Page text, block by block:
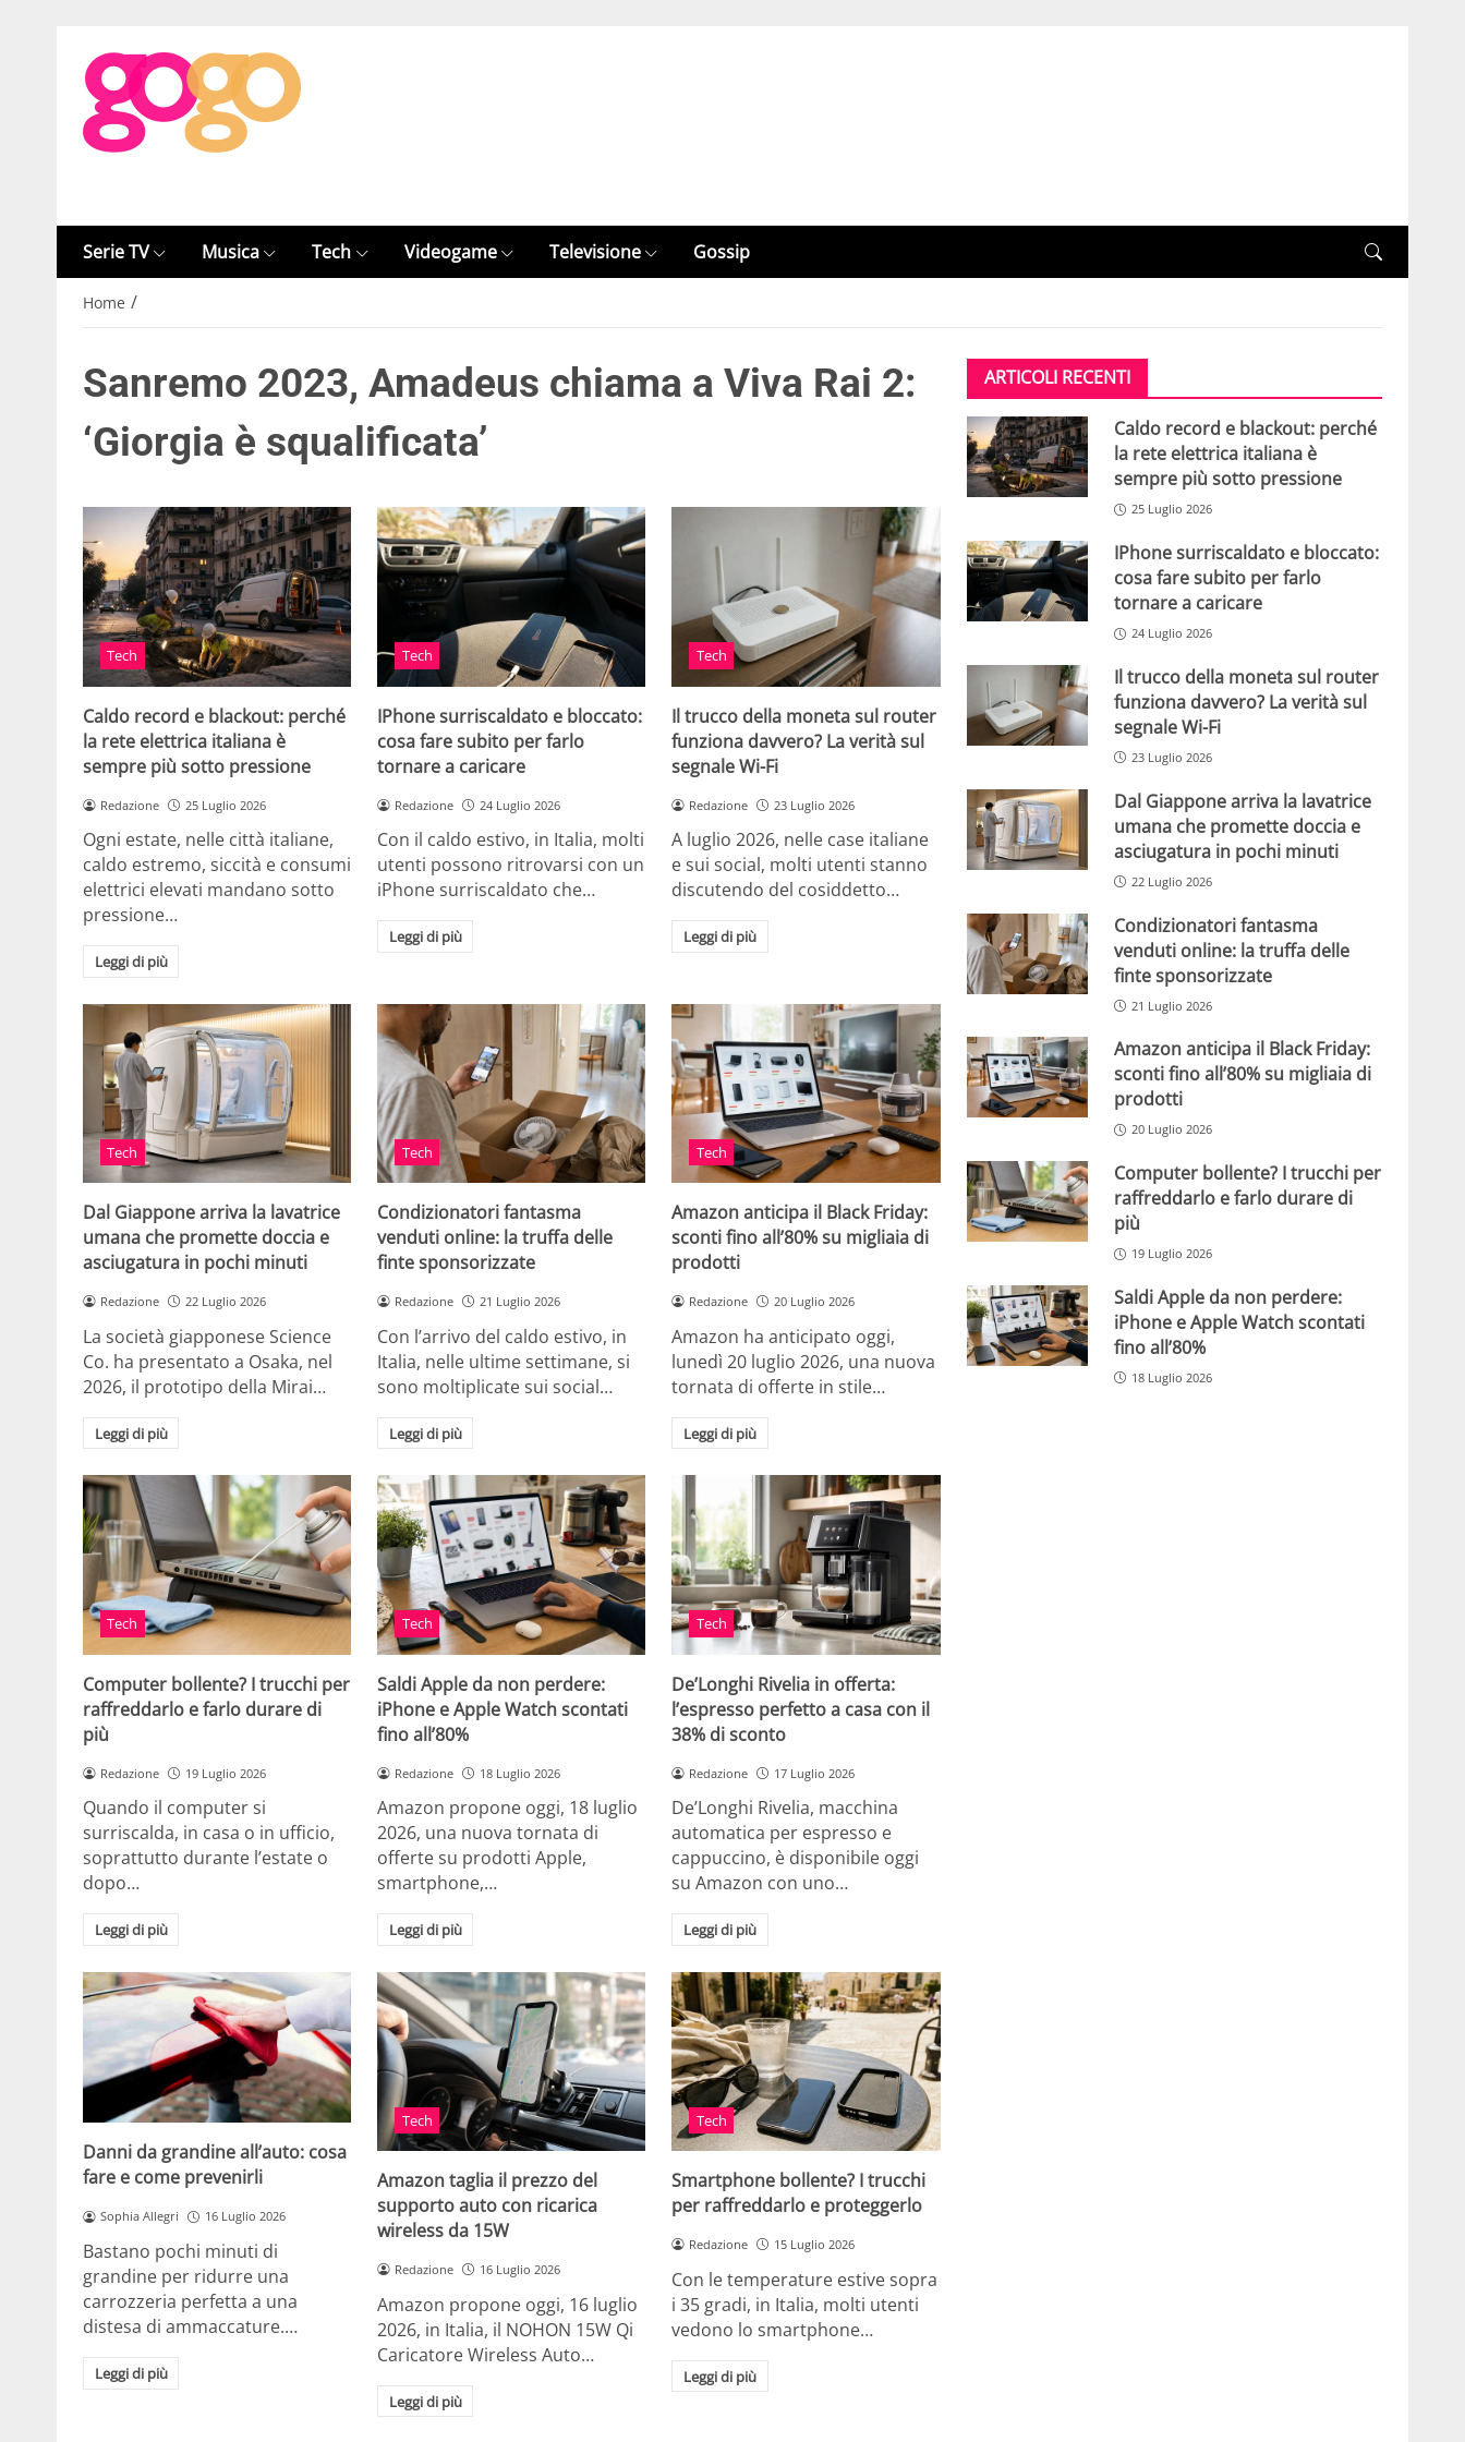
Serie TV Musica Tech Videogame Televisione Gossip
Home /
Sanremo 2023, Amadeus chiama a Viva Rai 2:
‘Giorgia è squalificata’
Tech
Caldo record e blackout: perché
la rete elettrica italiana è
sempre più sotto pressione
Redazione 25 Luglio 2026
Ogni estate, nelle città italiane,
caldo estremo, siccità e consumi
elettrici elevati mandano sotto
pressione…
Leggi di più
Tech
IPhone surriscaldato e bloccato:
cosa fare subito per farlo
tornare a caricare
Redazione 24 Luglio 2026
Con il caldo estivo, in Italia, molti
utenti possono ritrovarsi con un
iPhone surriscaldato che…
Leggi di più
Tech
Il trucco della moneta sul router
funziona davvero? La verità sul
segnale Wi-Fi
Redazione 23 Luglio 2026
A luglio 2026, nelle case italiane
e sui social, molti utenti stanno
discutendo del cosiddetto…
Leggi di più
Tech
Dal Giappone arriva la lavatrice
umana che promette doccia e
asciugatura in pochi minuti
Redazione 22 Luglio 2026
La società giapponese Science
Co. ha presentato a Osaka, nel
2026, il prototipo della Mirai…
Leggi di più
Tech
Condizionatori fantasma
venduti online: la truffa delle
finte sponsorizzate
Redazione 21 Luglio 2026
Con l’arrivo del caldo estivo, in
Italia, nelle ultime settimane, si
sono moltiplicate sui social…
Leggi di più
Tech
Amazon anticipa il Black Friday:
sconti fino all’80% su migliaia di
prodotti
Redazione 20 Luglio 2026
Amazon ha anticipato oggi,
lunedì 20 luglio 2026, una nuova
tornata di offerte in stile…
Leggi di più
Tech
Computer bollente? I trucchi per
raffreddarlo e farlo durare di
più
Redazione 19 Luglio 2026
Quando il computer si
surriscalda, in casa o in ufficio,
soprattutto durante l’estate o
dopo…
Leggi di più
Tech
Saldi Apple da non perdere:
iPhone e Apple Watch scontati
fino all’80%
Redazione 18 Luglio 2026
Amazon propone oggi, 18 luglio
2026, una nuova tornata di
offerte su prodotti Apple,
smartphone,…
Leggi di più
Tech
De’Longhi Rivelia in offerta:
l’espresso perfetto a casa con il
38% di sconto
Redazione 17 Luglio 2026
De’Longhi Rivelia, macchina
automatica per espresso e
cappuccino, è disponibile oggi
su Amazon con uno…
Leggi di più
Danni da grandine all’auto: cosa
fare e come prevenirli
Sophia Allegri 16 Luglio 2026
Bastano pochi minuti di
grandine per ridurre una
carrozzeria perfetta a una
distesa di ammaccature.…
Leggi di più
Tech
Amazon taglia il prezzo del
supporto auto con ricarica
wireless da 15W
Redazione 16 Luglio 2026
Amazon propone oggi, 16 luglio
2026, in Italia, il NOHON 15W Qi
Caricatore Wireless Auto…
Leggi di più
Tech
Smartphone bollente? I trucchi
per raffreddarlo e proteggerlo
Redazione 15 Luglio 2026
Con le temperature estive sopra
i 35 gradi, in Italia, molti utenti
vedono lo smartphone…
Leggi di più
ARTICOLI RECENTI
Caldo record e blackout: perché
la rete elettrica italiana è
sempre più sotto pressione
25 Luglio 2026
IPhone surriscaldato e bloccato:
cosa fare subito per farlo
tornare a caricare
24 Luglio 2026
Il trucco della moneta sul router
funziona davvero? La verità sul
segnale Wi-Fi
23 Luglio 2026
Dal Giappone arriva la lavatrice
umana che promette doccia e
asciugatura in pochi minuti
22 Luglio 2026
Condizionatori fantasma
venduti online: la truffa delle
finte sponsorizzate
21 Luglio 2026
Amazon anticipa il Black Friday:
sconti fino all’80% su migliaia di
prodotti
20 Luglio 2026
Computer bollente? I trucchi per
raffreddarlo e farlo durare di
più
19 Luglio 2026
Saldi Apple da non perdere:
iPhone e Apple Watch scontati
fino all’80%
18 Luglio 2026